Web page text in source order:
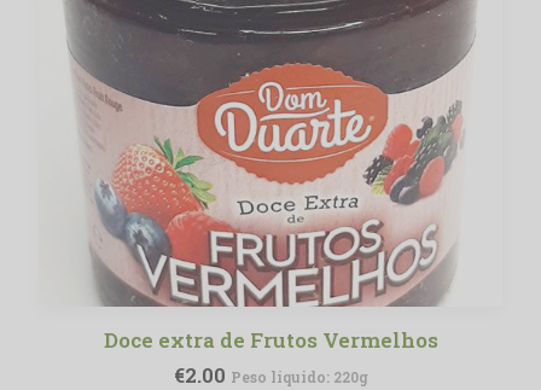
Doce extra de Frutos Vermelhos
€2.00 Peso líquido: 220g